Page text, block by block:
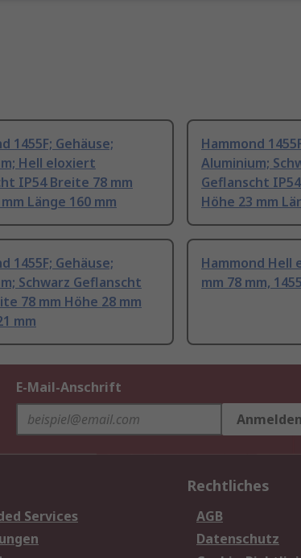
1455F; Gehäuse;
Hell eloxiert
IP54 Breite 78 mm
Länge 160 mm
Hammond
Aluminium;
Geflanscht
Höhe 23 mm
1455F; Gehäuse;
Schwarz Geflanscht
78 mm Höhe 28 mm
mm
Hammond Hell
mm 78 mm, 1455
E-Mail-Anschrift
Anmelden
Services
Rechtliches
AGB
Datenschutz